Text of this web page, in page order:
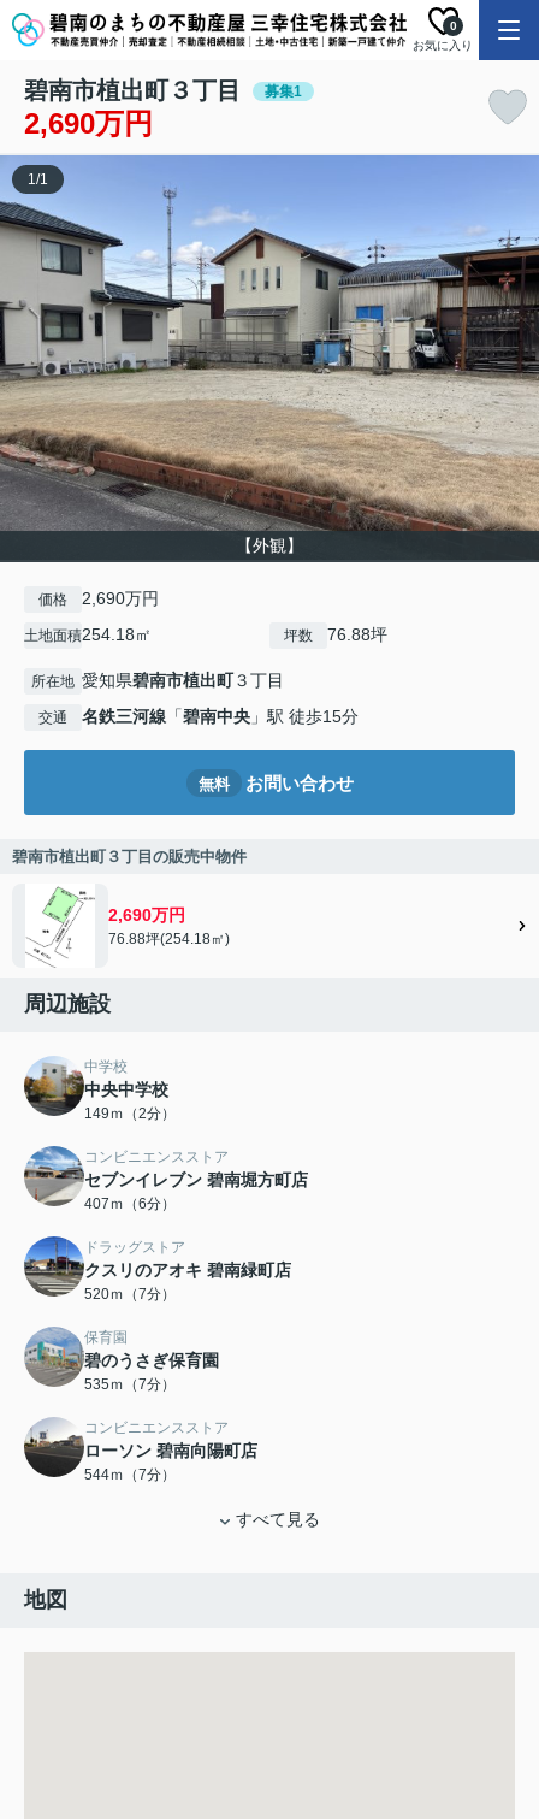
お気に入り
0
碧南市植出町３丁目 募集1
2,690万円
【外観】
1/1
価格 2,690万円
土地面積254.18㎡ 坪数 76.88坪
所在地 愛知県碧南市植出町３丁目
交通 名鉄三河線 「碧南中央 」駅 徒歩15分
無料 お問い合わせ
碧南市植出町３丁目の販売中物件
2,690万円
76.88坪(254.18㎡)
周辺施設
中学校
中央中学校
149ｍ（2分）
コンビニエンスストア
セブンイレブン 碧南堀方町店
407ｍ（6分）
ドラッグストア
クスリのアオキ 碧南緑町店
520ｍ（7分）
保育園
碧のうさぎ保育園
535ｍ（7分）
コンビニエンスストア
ローソン 碧南向陽町店
544ｍ（7分）
すべて見る
地図